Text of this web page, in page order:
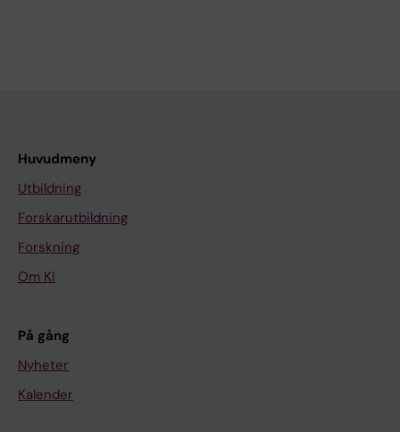
Huvudmeny
Utbildning
Forskarutbildning
Forskning
Om KI
På gång
Nyheter
Kalender